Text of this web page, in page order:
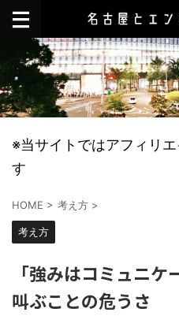
※当サイトではアフィリ
す
HOME > 考え方 >
考え方
「強みはコミュニ
叫ぶことの危うさ